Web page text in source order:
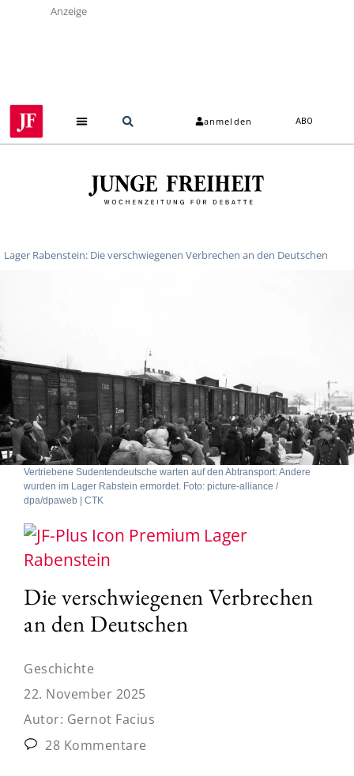
Anzeige
anmelden ABO
Lager Rabenstein: Die verschwiegenen Verbrechen an den Deutschen
Vertriebene Sudentendeutsche warten auf den Abtransport: Andere
wurden im Lager Rabstein ermordet. Foto: picture-alliance /
dpa/dpaweb | CTK
Lager
Rabenstein
Die verschwiegenen Verbrechen
an den Deutschen
Geschichte
22. November 2025
Autor: Gernot Facius
28 Kommentare